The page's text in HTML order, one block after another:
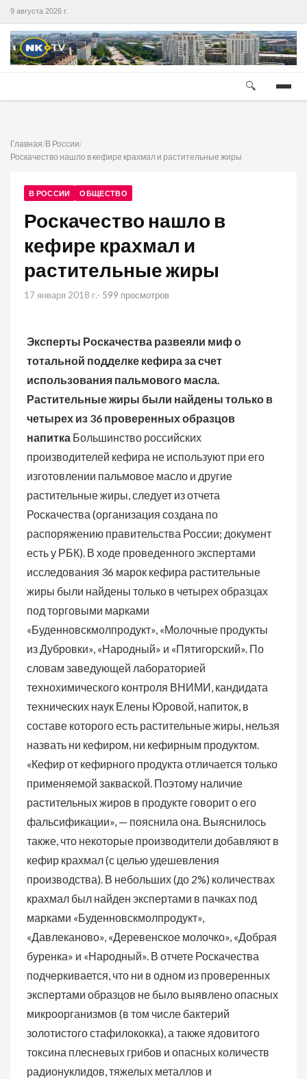
9 августа 2026 г.
🔍
Главная/В России/
Роскачество нашло в кефире крахмал и растительные жиры
В РОССИИ ОБЩЕСТВО
Роскачество нашло в
кефире крахмал и
растительные жиры
17 января 2018 г.· 599 просмотров
Эксперты Роскачества развеяли миф о
тотальной подделке кефира за счет
использования пальмового масла.
Растительные жиры были найдены только в
четырех из 36 проверенных образцов
напитка Большинство российских
производителей кефира не используют при его
изготовлении пальмовое масло и другие
растительные жиры, следует из отчета
Роскачества (организация создана по
распоряжению правительства России; документ
есть у РБК). В ходе проведенного экспертами
исследования 36 марок кефира растительные
жиры были найдены только в четырех образцах
под торговыми марками
«Буденновскмолпродукт», «Молочные продукты
из Дубровки», «Народный» и «Пятигорский». По
словам заведующей лабораторией
технохимического контроля ВНИМИ, кандидата
технических наук Елены Юровой, напиток, в
составе которого есть растительные жиры, нельзя
назвать ни кефиром, ни кефирным продуктом.
«Кефир от кефирного продукта отличается только
применяемой закваской. Поэтому наличие
растительных жиров в продукте говорит о его
фальсификации», — пояснила она. Выяснилось
также, что некоторые производители добавляют в
кефир крахмал (с целью удешевления
производства). В небольших (до 2%) количествах
крахмал был найден экспертами в пачках под
марками «Буденновскмолпродукт»,
«Давлеканово», «Деревенское молочко», «Добрая
буренка» и «Народный». В отчете Роскачества
подчеркивается, что ни в одном из проверенных
экспертами образцов не было выявлено опасных
микроорганизмов (в том числе бактерий
золотистого стафилококка), а также ядовитого
токсина плесневых грибов и опасных количеств
радионуклидов, тяжелых металлов и